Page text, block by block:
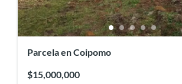
Parcela en Coipomo
$15,000,000